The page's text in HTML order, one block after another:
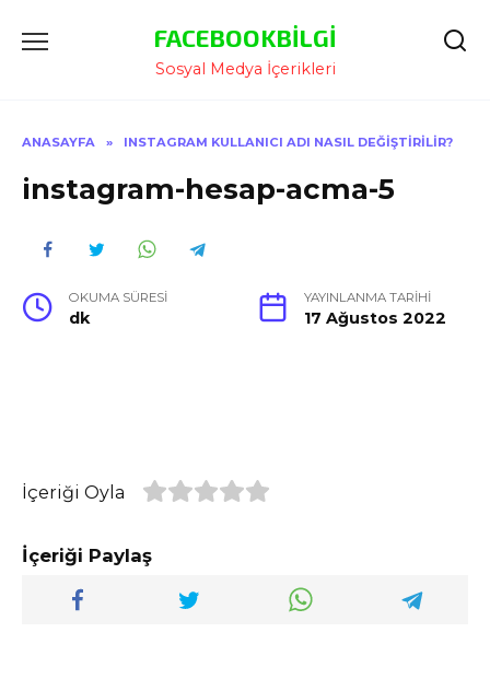
Atla
FACEBOOKBILGI
Sosyal Medya İçerikleri
ANASAYFA » INSTAGRAM KULLANICI ADI NASIL DEĞIŞTIRILIR?
instagram-hesap-acma-5
OKUMA SÜRESI
dk
YAYINLANMA TARIHI
17 Ağustos 2022
İçeriği Oyla
İçeriği Paylaş